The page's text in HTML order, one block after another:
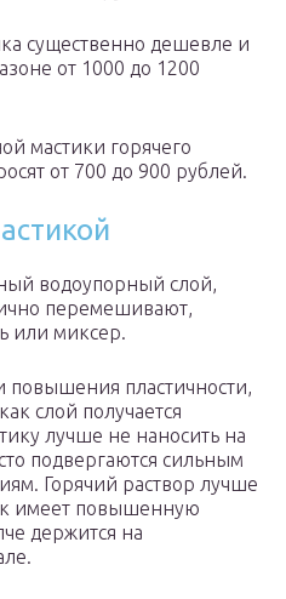
существенно дешевле и
от 1000 до 1200
мастики горячего
от 700 до 900 рублей.
водоупорный слой,
перемешивают,
или миксер.
повышения пластичности,
слой получается
лучше не наносить на
подвергаются сильным
Горячий раствор лучше
имеет повышенную
держится на